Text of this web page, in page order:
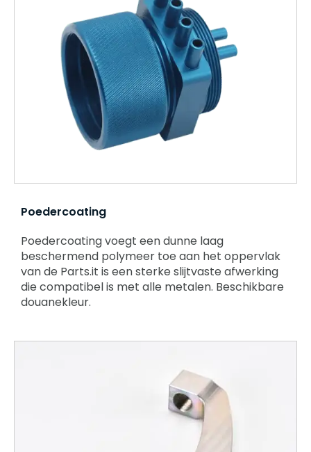
Poedercoating
Poedercoating voegt een dunne laag
beschermend polymeer toe aan het oppervlak
van de Parts.it is een sterke slijtvaste afwerking
die compatibel is met alle metalen. Beschikbare
douanekleur.